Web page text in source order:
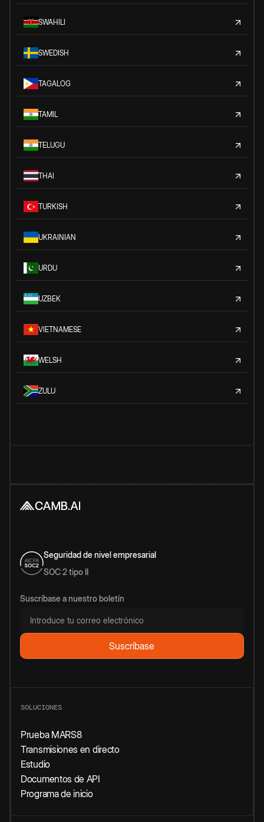
SWAHILI
SWEDISH
TAGALOG
TAMIL
TELUGU
THAI
TURKISH
UKRAINIAN
URDU
UZBEK
VIETNAMESE
WELSH
ZULU
Seguridad de nivel empresarial
SOC 2 tipo II
Suscríbase a nuestro boletín
SOLUCIONES
Prueba MARS8
Transmisiones en directo
Estudio
Documentos de API
Programa de inicio